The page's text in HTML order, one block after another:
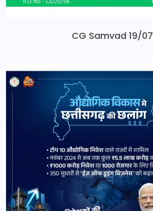
CG Samvad 19/07